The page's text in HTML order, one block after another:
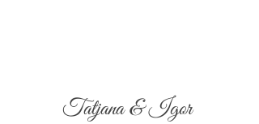
Tatjana & Igor